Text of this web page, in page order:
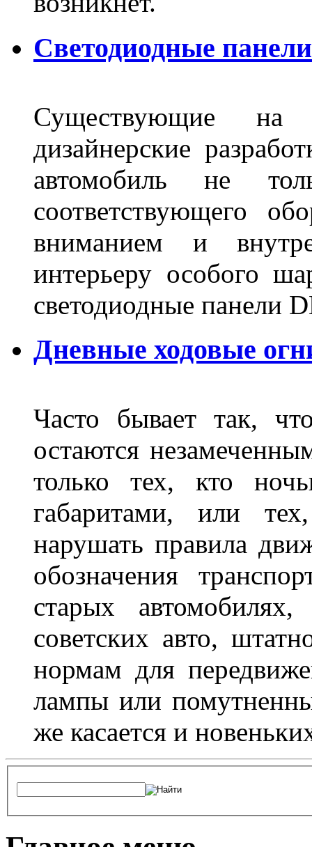
Светодиодные
Существующие
дизайнерские
автомобиль не
соответствующего
вниманием и
интерьеру особого
светодиодные панели
Дневные ходовые
Часто бывает так,
остаются
только тех, кто
габаритами, или
нарушать правила
обозначения
старых
советских авто,
нормам для
лампы или
же касается и